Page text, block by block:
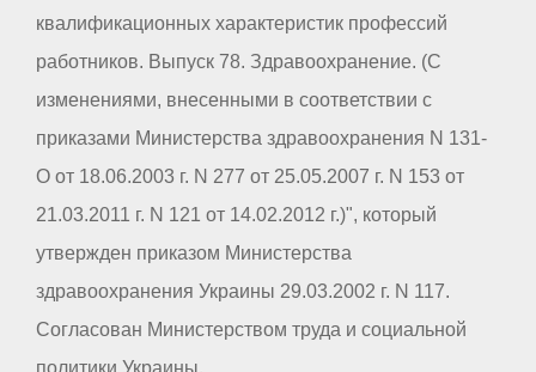
квалификационных характеристик профессий
работников. Выпуск 78. Здравоохранение. (С
изменениями, внесенными в соответствии с
приказами Министерства здравоохранения N 131-
О от 18.06.2003 г. N 277 от 25.05.2007 г. N 153 от
21.03.2011 г. N 121 от 14.02.2012 г.)", который
утвержден приказом Министерства
здравоохранения Украины 29.03.2002 г. N 117.
Согласован Министерством труда и социальной
политики Украины.